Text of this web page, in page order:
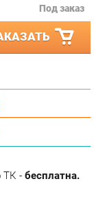
-бесплатна.